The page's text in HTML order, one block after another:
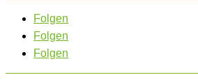
Folgen
Folgen
Folgen